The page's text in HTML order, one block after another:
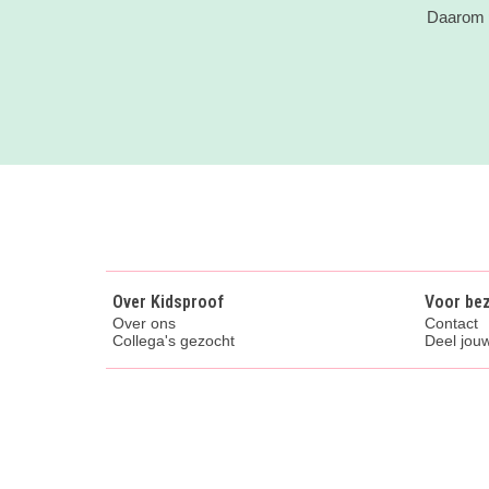
Daarom
Over Kidsproof
Over ons
Collega's gezocht
Voor
Contact
Deel